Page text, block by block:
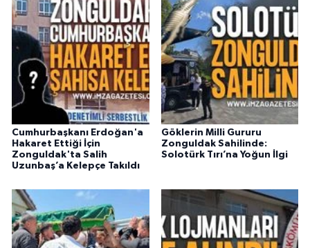
Cumhurbaşkanı Erdoğan'a
Hakaret Ettiği İçin
Zonguldak'ta Salih
Uzunbaş’a Kelepçe Takıldı
Göklerin Milli Gururu
Zonguldak Sahilinde:
Solotürk Tırı’na Yoğun İlgi